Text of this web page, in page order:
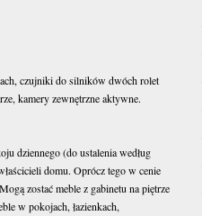
czujniki do silników dwóch rolet
kamery zewnętrzne aktywne.
dziennego (do ustalenia według
domu. Oprócz tego w cenie
zostać meble z gabinetu na piętrze
w pokojach, łazienkach,